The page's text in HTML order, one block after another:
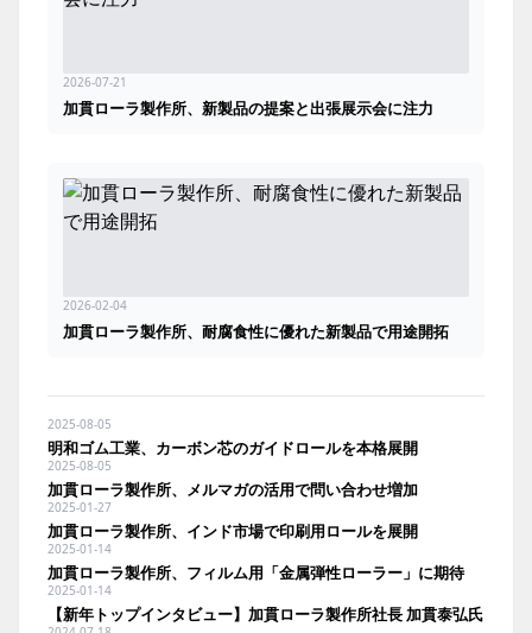
2026-07-21
加貫ローラ製作所、新製品の提案と出張展示会に注力
2026-02-04
加貫ローラ製作所、耐腐食性に優れた新製品で用途開拓
2025-08-05
明和ゴム工業、カーボン芯のガイドロールを本格展開
2025-08-05
加貫ローラ製作所、メルマガの活用で問い合わせ増加
2025-01-27
加貫ローラ製作所、インド市場で印刷用ロールを展開
2025-01-14
加貫ローラ製作所、フィルム用「金属弾性ローラー」に期待
2025-01-14
【新年トップインタビュー】加貫ローラ製作所社長 加貫泰弘氏